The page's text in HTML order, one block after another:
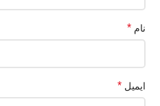
نام *
ایمیل *